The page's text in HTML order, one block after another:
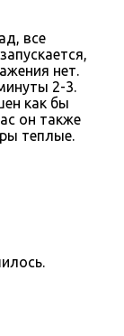
все
нет.
2-3.
как бы
он также
теплые.